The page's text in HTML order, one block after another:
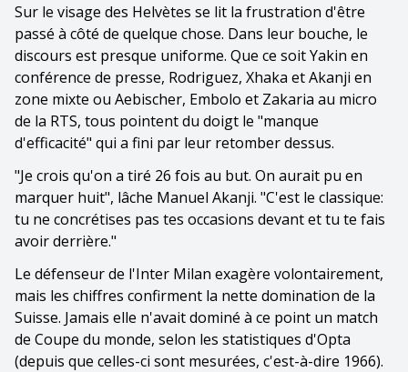
Sur le visage des Helvètes se lit la frustration d'être
passé à côté de quelque chose. Dans leur bouche, le
discours est presque uniforme. Que ce soit Yakin en
conférence de presse, Rodriguez, Xhaka et Akanji en
zone mixte ou Aebischer, Embolo et Zakaria au micro
de la RTS, tous pointent du doigt le "manque
d'efficacité" qui a fini par leur retomber dessus.
"Je crois qu'on a tiré 26 fois au but. On aurait pu en
marquer huit", lâche Manuel Akanji. "C'est le classique:
tu ne concrétises pas tes occasions devant et tu te fais
avoir derrière."
Le défenseur de l'Inter Milan exagère volontairement,
mais les chiffres confirment la nette domination de la
Suisse. Jamais elle n'avait dominé à ce point un match
de Coupe du monde, selon les statistiques d'Opta
(depuis que celles-ci sont mesurées, c'est-à-dire 1966).